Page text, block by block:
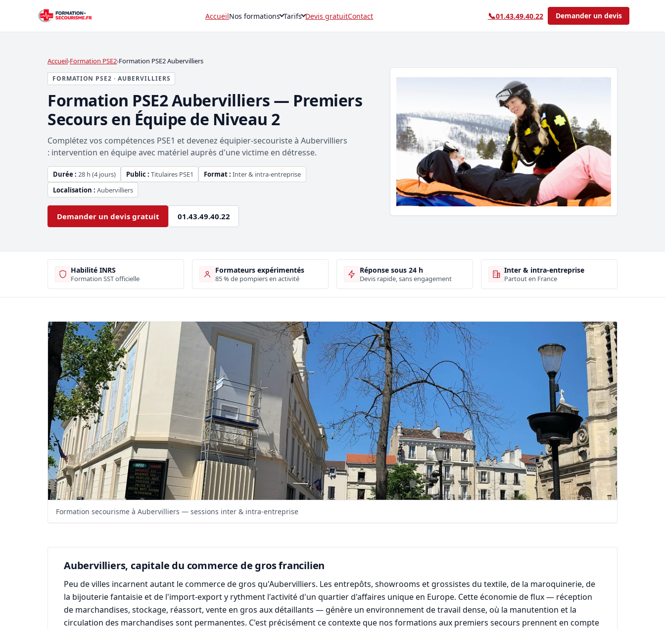
AccueilNos formations Tarifs Devis gratuitContact 📞01.43.49.40.22 Demander un devis
Accueil Formation PSE2 Formation PSE2 Aubervilliers
FORMATION PSE2 · AUBERVILLIERS
Formation PSE2 Aubervilliers — Premiers
Secours en Équipe de Niveau 2
Complétez vos compétences PSE1 et devenez équipier-secouriste à Aubervilliers
: intervention en équipe avec matériel auprès d'une victime en détresse.
Durée : 28 h (4 jours) Public : Titulaires PSE1 Format : Inter & intra-entreprise
Localisation : Aubervilliers
Demander un devis gratuit 01.43.49.40.22
Habilité INRS
Formation SST officielle
Formateurs expérimentés
85 % de pompiers en activité
Réponse sous 24 h
Devis rapide, sans engagement
Inter & intra-entreprise
Partout en France
Formation secourisme à Aubervilliers — sessions inter & intra-entreprise
Aubervilliers, capitale du commerce de gros francilien
Peu de villes incarnent autant le commerce de gros qu'Aubervilliers. Les entrepôts, showrooms et grossistes du textile, de la maroquinerie, de
la bijouterie fantaisie et de l'import-export y rythment l'activité d'un quartier d'affaires unique en Europe. Cette économie de flux — réception
de marchandises, stockage, réassort, vente en gros aux détaillants — génère un environnement de travail dense, où la manutention et la
circulation des marchandises sont permanentes. C'est précisément ce contexte que nos formations aux premiers secours prennent en compte